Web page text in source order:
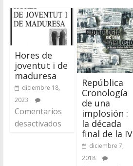
Hores de
joventut i de
maduresa
diciembre 18,
2023
Comentarios
desactivados
República
Cronología
de una
implosión :
la década
final de la IV
diciembre 7,
2018